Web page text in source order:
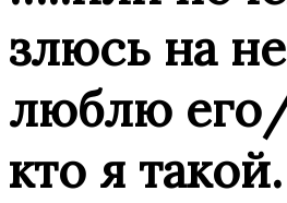
злюсь на
люблю
кто я такой.